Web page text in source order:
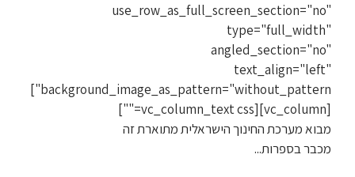
use_row_as_full_screen_section="no"
type="full_width"
angled_section="no"
text_align="left"
background_image_as_pattern="without_pattern"]
[vc_column][vc_column_text css=""]
מבוא מערכת החינוך הישראלית מתוארת זה
מכבר בספרות...